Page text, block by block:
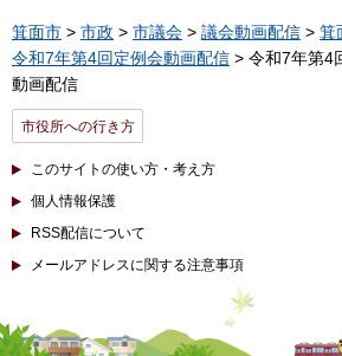
箕面市 > 市政 > 市議会 > 議会動画配信 > 箕
令和7年第4回定例会動画配信 > 令和7年第4
動画配信
市役所への行き方
このサイトの使い方・考え方
個人情報保護
RSS配信について
メールアドレスに関する注意事項